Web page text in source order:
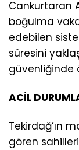
Cankurtaran
boğulma
edebilen
süresini
güvenliğinde
ACİL
Tekirdağ’ın
gören